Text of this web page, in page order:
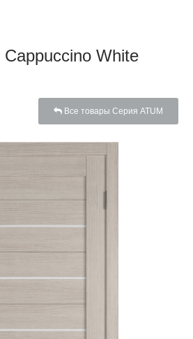
White
Все товары Серия ATUM